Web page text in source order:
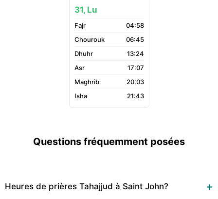
31, Lu
04:58
06:45
13:24
17:07
20:03
21:43
Questions fréquemment posées
Heures de prières Tahajjud à Saint John?